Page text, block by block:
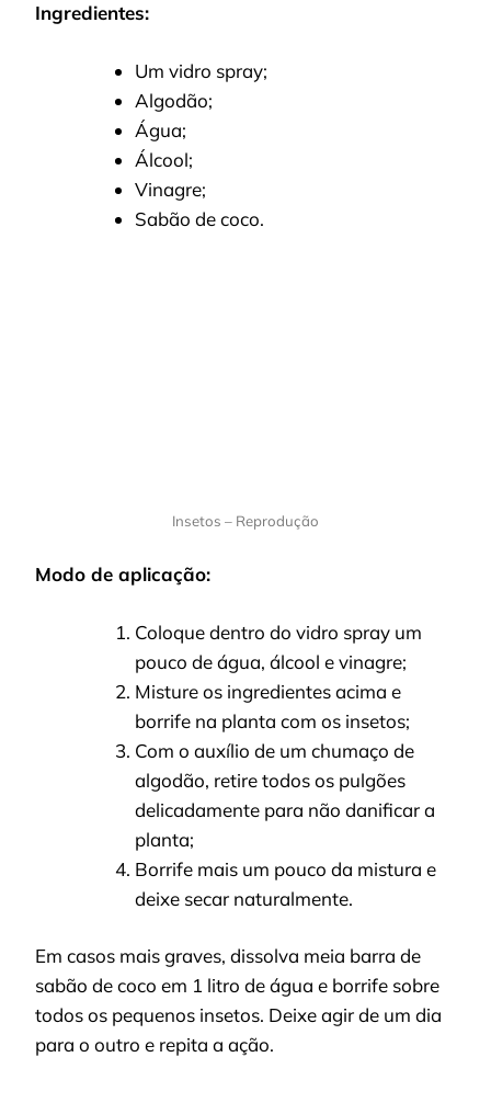
Ingredientes:
Um vidro spray;
Algodão;
Água;
Álcool;
Vinagre;
Sabão de coco.
Insetos – Reprodução
Modo de aplicação:
Coloque dentro do vidro spray um
pouco de água, álcool e vinagre;
Misture os ingredientes acima e
borrife na planta com os insetos;
Com o auxílio de um chumaço de
algodão, retire todos os pulgões
delicadamente para não danificar a
planta;
Borrife mais um pouco da mistura e
deixe secar naturalmente.
Em casos mais graves, dissolva meia barra de
sabão de coco em 1 litro de água e borrife sobre
todos os pequenos insetos. Deixe agir de um dia
para o outro e repita a ação.